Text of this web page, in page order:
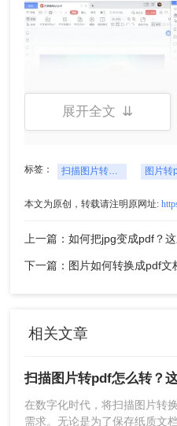
方法三：使用在线转
换工具来将扫描图片转换
需安装任何软件，只需上
换。下面以转转大师在线
pdftoword.55.la/jpg-to-
展开全文 ⇊
标签： 扫描图片转pdf怎么转 图片转
本文为原创，转载请注明原网址:
上一篇：如何把jpg变成pdf？
下一篇：图片如何转换成pdf文
相关文章
扫描图片转pdf怎么转？
在数字化时代，将扫描图片转
需求。无论是为了保存纸质文